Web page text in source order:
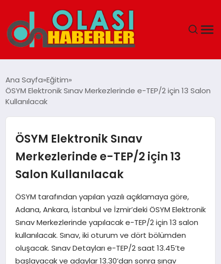
SPOR
TEKNOLOJI
YAŞAM
Ana Sayfa Eğitim
ÖSYM Elektronik Sınav Merkezlerinde e-TEP/2 için 13 Salon
Kullanılacak
ÖSYM Elektronik Sınav
Merkezlerinde e-TEP/2 için 13
Salon Kullanılacak
ÖSYM tarafından yapılan yazılı açıklamaya göre,
Adana, Ankara, İstanbul ve İzmir’deki ÖSYM Elektronik
Sınav Merkezlerinde yapılacak e-TEP/2 için 13 salon
kullanılacak. Sınav, iki oturum ve dört bölümden
oluşacak. Sınav Detayları e-TEP/2 saat 13.45’te
başlayacak ve adaylar 13.30’dan sonra sınav